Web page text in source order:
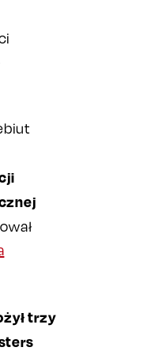
trzy